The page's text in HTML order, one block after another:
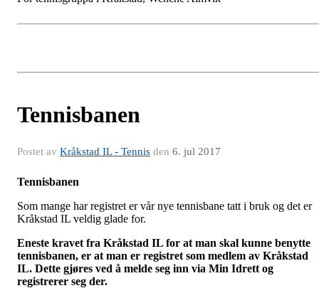
Tennisbanen
Postet av Kråkstad IL - Tennis den 6. jul 2017
Tennisbanen
Som mange har registret er vår nye tennisbane tatt i bruk og det er
Kråkstad IL veldig glade for.
Eneste kravet fra Kråkstad IL for at man skal kunne benytte
tennisbanen, er at man er registret som medlem av Kråkstad
IL. Dette gjøres ved å melde seg inn via Min Idrett og
registrerer seg der.